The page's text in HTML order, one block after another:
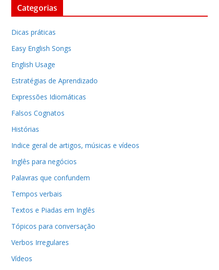
Categorias
Dicas práticas
Easy English Songs
English Usage
Estratégias de Aprendizado
Expressões Idiomáticas
Falsos Cognatos
Histórias
Indice geral de artigos, músicas e vídeos
Inglês para negócios
Palavras que confundem
Tempos verbais
Textos e Piadas em Inglês
Tópicos para conversação
Verbos Irregulares
Vídeos